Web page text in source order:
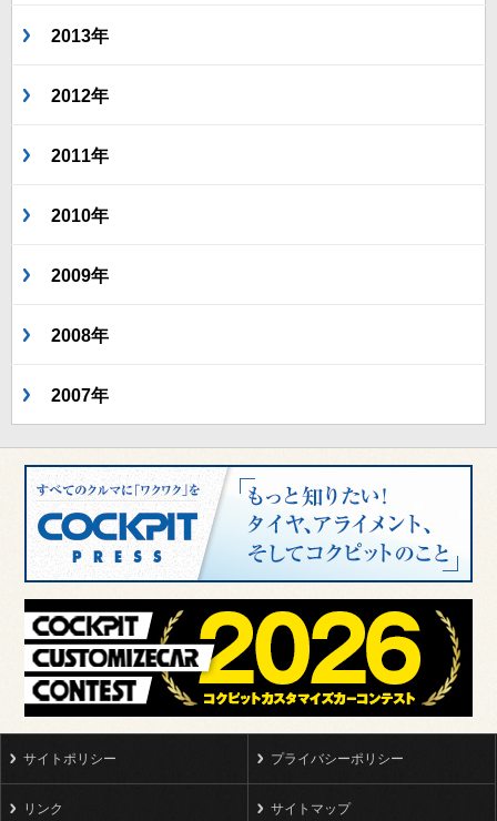
2013年
2012年
2011年
2010年
2009年
2008年
2007年
サイトポリシー プライバシーポリシー
リンク サイトマップ